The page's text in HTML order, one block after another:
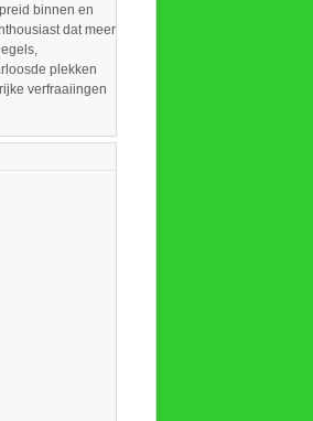
binnen en
dat meer
plekken
verfraaiingen